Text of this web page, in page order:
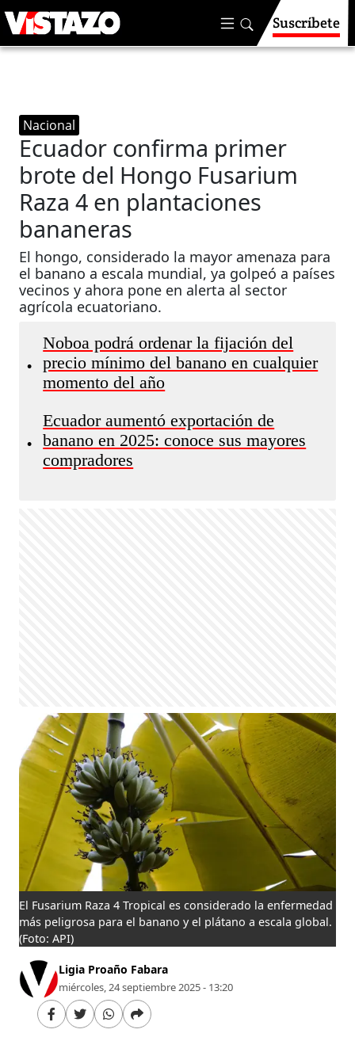
Suscríbete
Nacional
Ecuador confirma primer
brote del Hongo Fusarium
Raza 4 en plantaciones
bananeras
El hongo, considerado la mayor amenaza para
el banano a escala mundial, ya golpeó a países
vecinos y ahora pone en alerta al sector
agrícola ecuatoriano.
•
Noboa podrá ordenar la fijación del
precio mínimo del banano en cualquier
momento del año
•
Ecuador aumentó exportación de
banano en 2025: conoce sus mayores
compradores
El Fusarium Raza 4 Tropical es considerado la enfermedad
más peligrosa para el banano y el plátano a escala global.
(Foto: API)
Ligia Proaño Fabara
miércoles, 24 septiembre 2025 - 13:20